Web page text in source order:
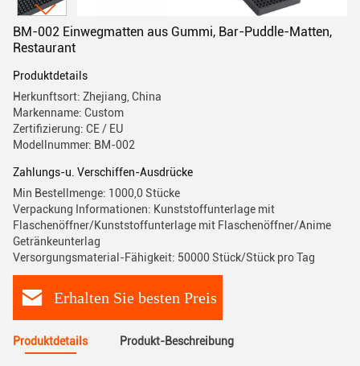
BM-002 Einwegmatten aus Gummi, Bar-Puddle-Matten,
Restaurant
Produktdetails
Herkunftsort: Zhejiang, China
Markenname: Custom
Zertifizierung: CE / EU
Modellnummer: BM-002
Zahlungs-u. Verschiffen-Ausdrücke
Min Bestellmenge: 1000,0 Stücke
Verpackung Informationen: Kunststoffunterlage mit
Flaschenöffner/Kunststoffunterlage mit Flaschenöffner/Anime
Getränkeunterlag
Versorgungsmaterial-Fähigkeit: 50000 Stück/Stück pro Tag
Erhalten Sie besten Preis
Produktdetails Produkt-Beschreibung